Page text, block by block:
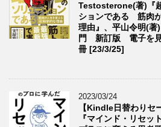
Testosterone(著)『
ションである 筋肉
理由』、平山令明(著
門 新訂版 電子を見
冊 [23/3/25]
2023/03/24
【Kindle日替わりセ
『マインド・リセ